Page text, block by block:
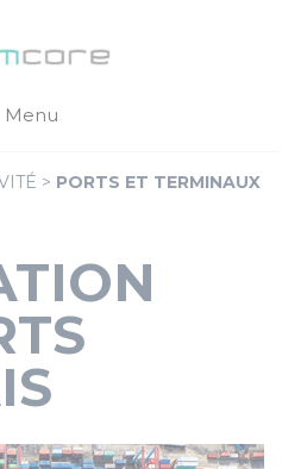
Menu
> PORTS ET TERMINAUX